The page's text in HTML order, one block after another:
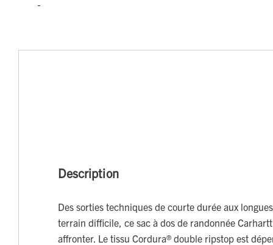
Description
Des sorties techniques de courte durée aux
terrain difficile, ce sac à dos de randonnée
affronter. Le tissu Cordura® double ripstop est